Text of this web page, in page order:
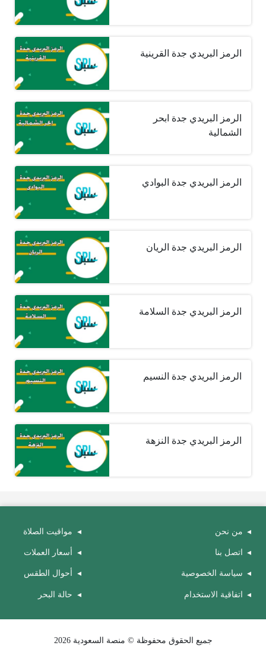
الرمز البريدي جدة القرينية
الرمز البريدي جدة ابحر
الشمالية
الرمز البريدي جدة البوادي
الرمز البريدي جدة الريان
الرمز البريدي جدة السلامة
الرمز البريدي جدة النسيم
الرمز البريدي جدة النزهة
من نحن
اتصل بنا
سياسة الخصوصية
اتفاقية الاستخدام
مواقيت الصلاة
أسعار العملات
أحوال الطقس
حالة البحر
جميع الحقوق محفوظة © منصة السعودية 2026